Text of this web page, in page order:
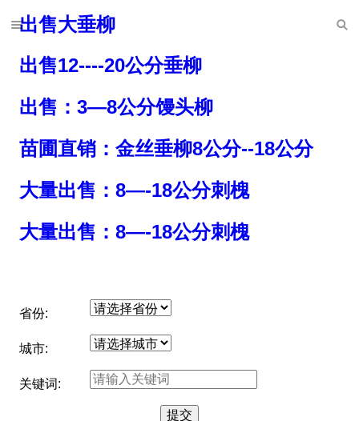
出售大垂柳
出售12----20公分垂柳
出售：3—8公分馒头柳
苗圃直销：金丝垂柳8公分--18公分
大量出售：8—-18公分刺槐
大量出售：8—-18公分刺槐
省份:
城市:
关键词: